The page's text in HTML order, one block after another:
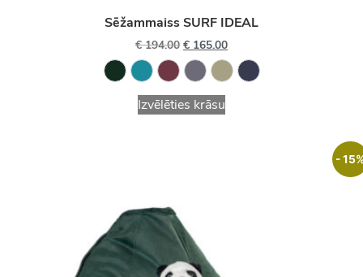
Sēžammaiss SURF IDEAL
€194.00 € 165.00
Izvēlēties krāsu
-